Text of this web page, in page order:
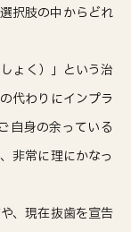
択肢の中からどれ
ょく）」という治
代わりにインプラ
自身の余っている
非常に理にかなっ
、現在抜歯を宣告